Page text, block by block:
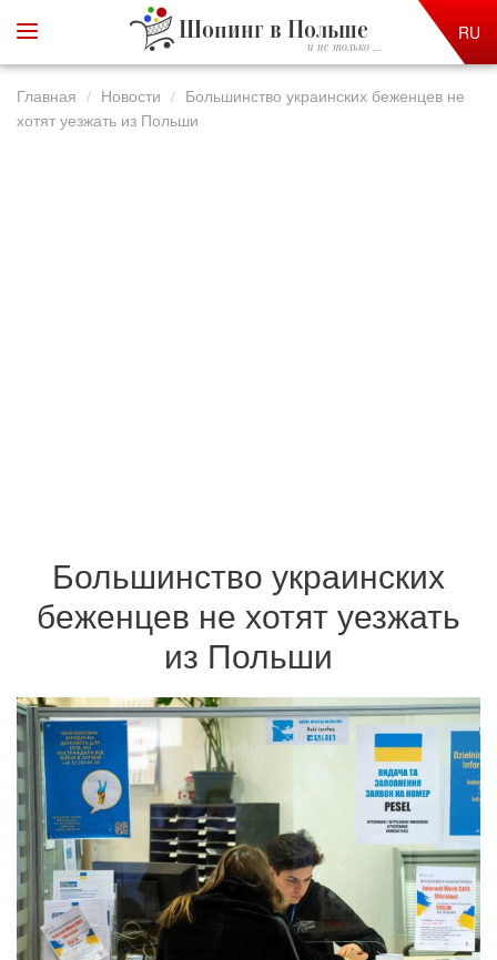
Шопинг в Польше
и не только ...
RU
Главная Новости
Большинство украинских беженцев не
хотят уезжать из Польши
Большинство украинских
беженцев не хотят уезжать
из Польши